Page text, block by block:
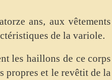
ans, aux vêtements
de la variole.
les haillons de ce corps
propres et le revêtit de la